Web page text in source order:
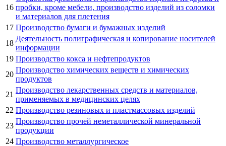
16 пробки, кроме мебели, производство изделий из соломки
и материалов для плетения
17 Производство бумаги и бумажных изделий
18
Деятельность полиграфическая и копирование носителей
информации
19 Производство кокса и нефтепродуктов
20
Производство химических веществ и химических
продуктов
21
Производство лекарственных средств и материалов,
применяемых в медицинских целях
22 Производство резиновых и пластмассовых изделий
23
Производство прочей неметаллической минеральной
продукции
24 Производство металлургическое